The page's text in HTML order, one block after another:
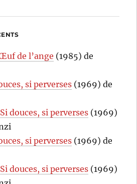
de l’ange (1985) de
si perverses (1969) de
Si douces, si perverses (1969)
si perverses (1969) de
Si douces, si perverses (1969)